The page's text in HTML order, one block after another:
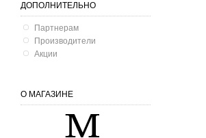
ДОПОЛНИТЕЛЬНО
Партнерам
Производители
Акции
О МАГАЗИНЕ